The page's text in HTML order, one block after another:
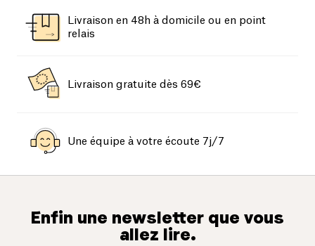
Livraison en 48h à domicile ou en point
relais
Livraison gratuite dès 69€
Une équipe à votre écoute 7j/7
Enfin une newsletter que vous
allez lire.